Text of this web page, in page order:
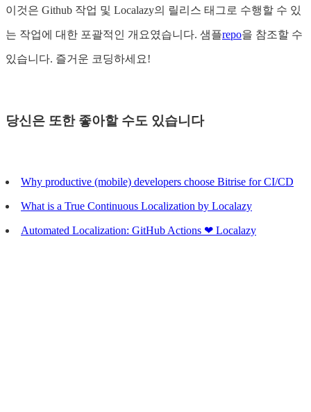
이것은 Github 작업 및 Localazy의 릴리스 태그로 수행할 수 있
는 작업에 대한 포괄적인 개요였습니다. 샘플repo을 참조할 수
있습니다. 즐거운 코딩하세요!
당신은 또한 좋아할 수도 있습니다
Why productive (mobile) developers choose Bitrise for CI/CD
What is a True Continuous Localization by Localazy
Automated Localization: GitHub Actions ❤ Localazy